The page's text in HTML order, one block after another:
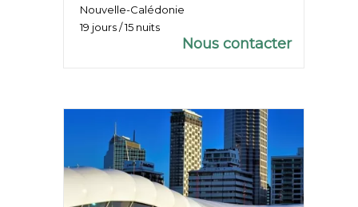
lendemain
Nouvelle-Calédonie
19 jours / 15 nuits
Nous contacter